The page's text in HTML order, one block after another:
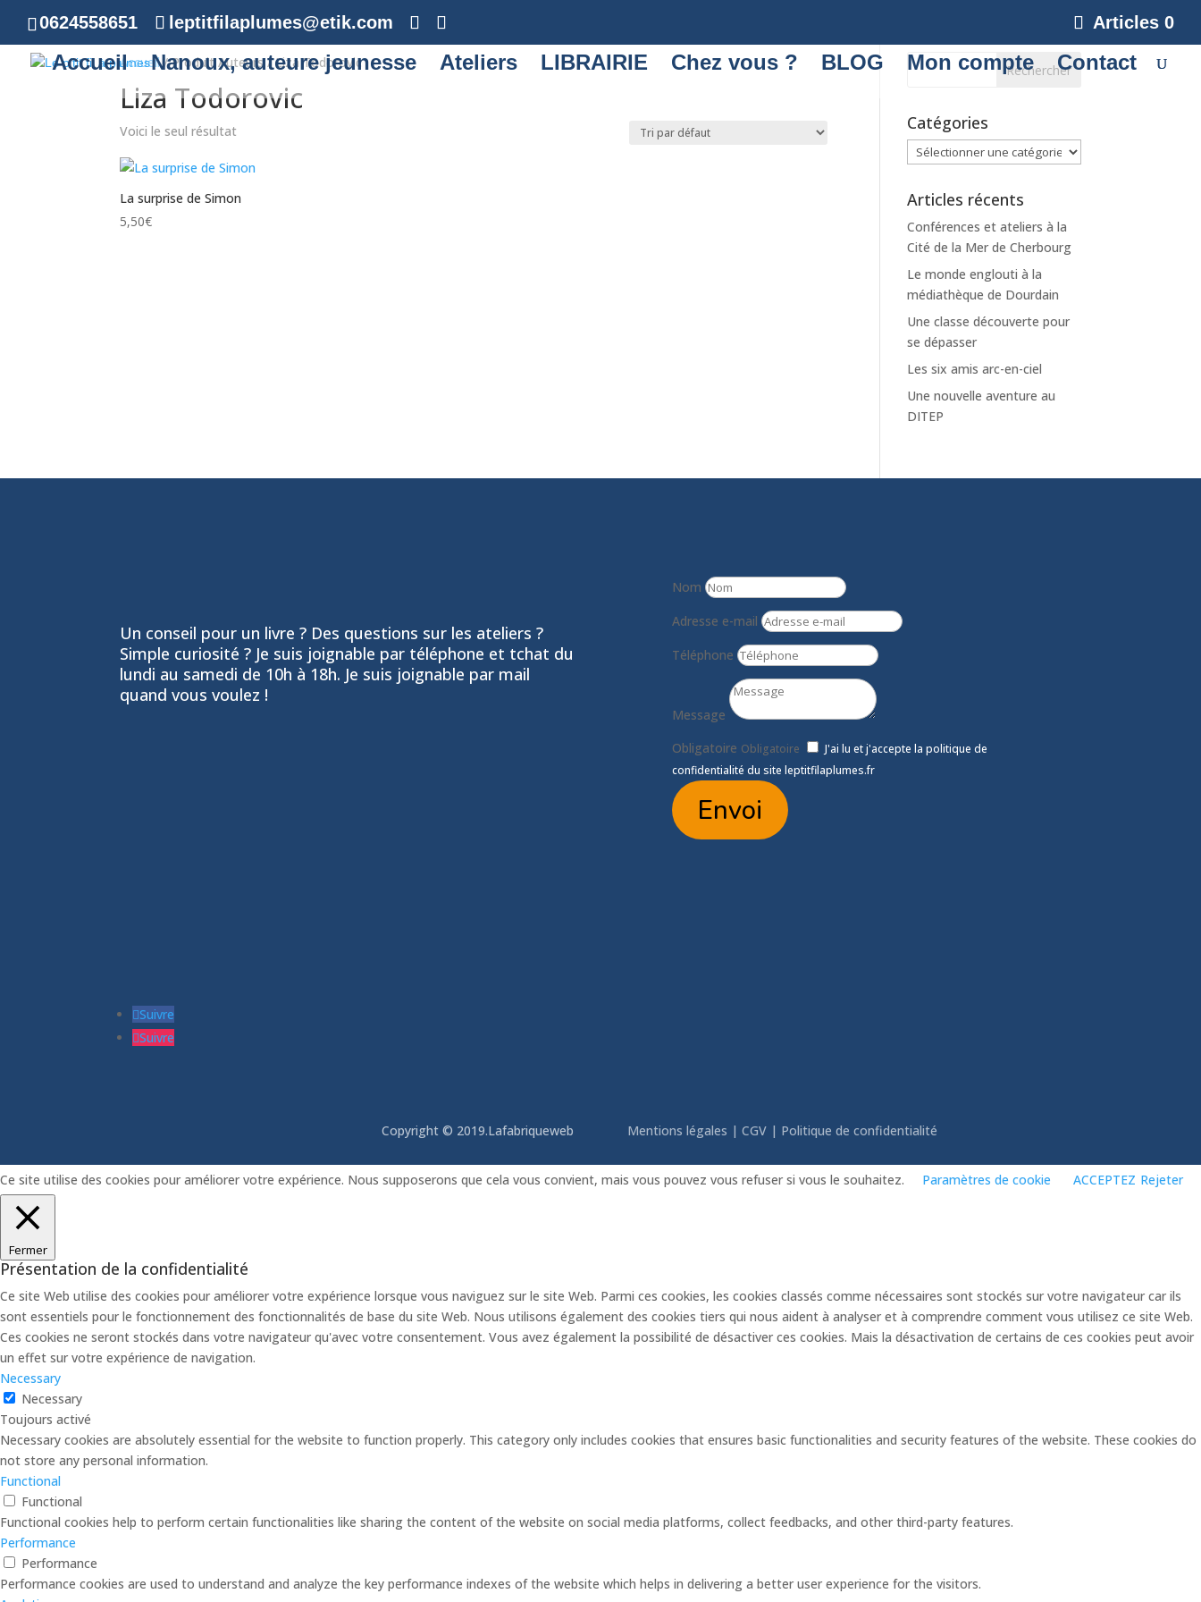
0624558651 leptitfilaplumes@etik.com Articles 0
Accueil Nanoux, auteure jeunesse Ateliers LIBRAIRIE Chez vous ? BLOG Mon compte Contact
Accueil/ Produit Auteurs / Liza Todorovic
Liza Todorovic
Voici le seul résultat
La surprise de Simon
5,50€
Catégories
Catégories
Articles récents
Conférences et ateliers à la
Cité de la Mer de Cherbourg
Le monde englouti à la
médiathèque de Dourdain
Une classe découverte pour
se dépasser
Les six amis arc-en-ciel
Une nouvelle aventure au
DITEP
Un conseil pour un livre ? Des questions sur les ateliers ?
Simple curiosité ? Je suis joignable par téléphone et tchat du
lundi au samedi de 10h à 18h. Je suis joignable par mail
quand vous voulez !
Suivre
Suivre
Nom
Adresse e-mail
Téléphone
Message
Obligatoire Obligatoire
J'ai lu et j'accepte la politique de
confidentialité du site leptitfilaplumes.fr
Envoi
Copyright © 2019.Lafabriqueweb Mentions légales | CGV| Politique de confidentialité
Ce site utilise des cookies pour améliorer votre expérience. Nous supposerons que cela vous convient, mais vous pouvez vous refuser si vous le souhaitez. Paramètres de cookie ACCEPTEZ Rejeter
Fermer
Présentation de la confidentialité
Ce site Web utilise des cookies pour améliorer votre expérience lorsque vous naviguez sur le site Web. Parmi ces cookies, les cookies classés comme nécessaires sont stockés sur votre navigateur car ils
sont essentiels pour le fonctionnement des fonctionnalités de base du site Web. Nous utilisons également des cookies tiers qui nous aident à analyser et à comprendre comment vous utilisez ce site Web.
Ces cookies ne seront stockés dans votre navigateur qu'avec votre consentement. Vous avez également la possibilité de désactiver ces cookies. Mais la désactivation de certains de ces cookies peut avoir
un effet sur votre expérience de navigation.
Necessary
Necessary
Toujours activé
Necessary cookies are absolutely essential for the website to function properly. This category only includes cookies that ensures basic functionalities and security features of the website. These cookies do
not store any personal information.
Functional
Functional
Functional cookies help to perform certain functionalities like sharing the content of the website on social media platforms, collect feedbacks, and other third-party features.
Performance
Performance
Performance cookies are used to understand and analyze the key performance indexes of the website which helps in delivering a better user experience for the visitors.